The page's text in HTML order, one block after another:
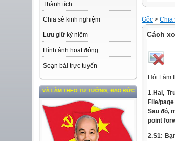
Thành tích
Chia sẻ kinh nghiệm
Lưu giữ kỷ niệm
Hình ảnh hoạt động
Soạn bài trực tuyến
HỌC TẬP VÀ LÀM THEO TƯ TƯỞNG, ĐẠO ĐỨC, PHONG CÁCH HỒ CHÍ
Gốc > Chia
Cách
Hỏi:Làm
1.Hai,
File/
Sau đó,
point
2.S1: